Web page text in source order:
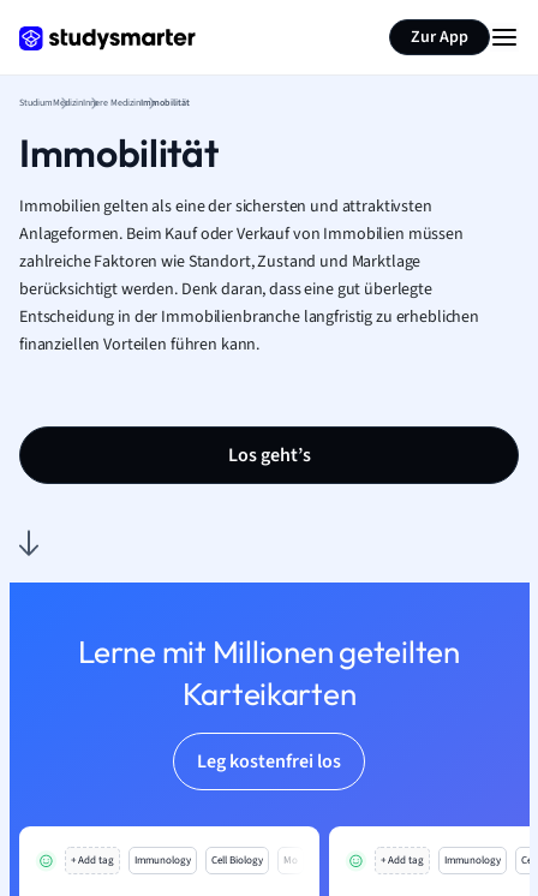
Zur App
StudiumMedizinInnere MedizinImmobilität
Immobilität
Immobilien gelten als eine der sichersten und attraktivsten
Anlageformen. Beim Kauf oder Verkauf von Immobilien müssen
zahlreiche Faktoren wie Standort, Zustand und Marktlage
berücksichtigt werden. Denk daran, dass eine gut überlegte
Entscheidung in der Immobilienbranche langfristig zu erheblichen
finanziellen Vorteilen führen kann.
Los geht’s
Lerne mit Millionen geteilten
Karteikarten
Leg kostenfrei los
+ Add tag Immunology Cell Biology Mo + Add tag Immunology